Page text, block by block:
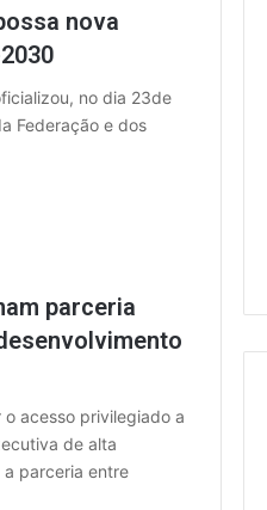
nova
no dia 23de
Federação e dos
parceria
acesso privilegiado a
de alta
parceria entre